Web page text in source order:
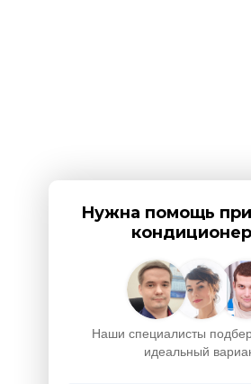
Наши специалисты
идеальный
Нужна помощь